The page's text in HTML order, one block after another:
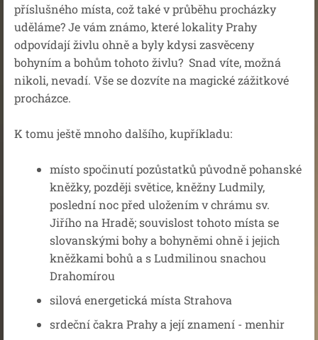
příslušného místa, což také v průběhu procházky
uděláme? Je vám známo, které lokality Prahy
odpovídají živlu ohně a byly kdysi zasvěceny
bohyním a bohům tohoto živlu? Snad víte, možná
nikoli, nevadí. Vše se dozvíte na magické zážitkové
procházce.
K tomu ještě mnoho dalšího, kupříkladu:
místo spočinutí pozůstatků původně pohanské
kněžky, později světice, kněžny Ludmily,
poslední noc před uložením v chrámu sv.
Jiřího na Hradě; souvislost tohoto místa se
slovanskými bohy a bohyněmi ohně i jejich
kněžkami bohů a s Ludmilinou snachou
Drahomírou
silová energetická místa Strahova
srdeční čakra Prahy a její znamení - menhir